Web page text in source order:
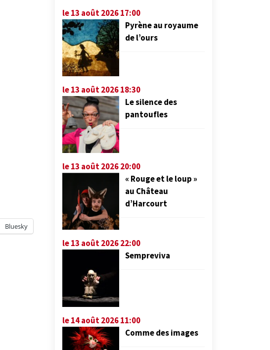
Bluesky
le 13 août 2026 17:00
Pyrène au royaume
de l’ours
le 13 août 2026 18:30
Le silence des
pantoufles
le 13 août 2026 20:00
« Rouge et le loup »
au Château
d’Harcourt
le 13 août 2026 22:00
Sempreviva
le 14 août 2026 11:00
Comme des images